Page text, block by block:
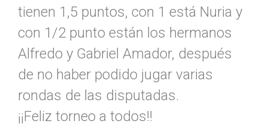
tienen 1,5 puntos, con 1 está Nuria y
con 1/2 punto están los hermanos
Alfredo y Gabriel Amador, después
de no haber podido jugar varias
rondas de las disputadas.
¡¡Feliz torneo a todos!!